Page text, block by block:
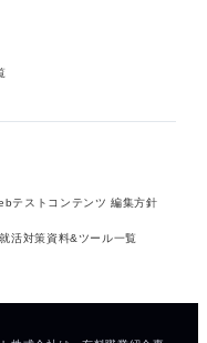
テストコンテンツ 編集方針
就活対策資料&ツール一覧